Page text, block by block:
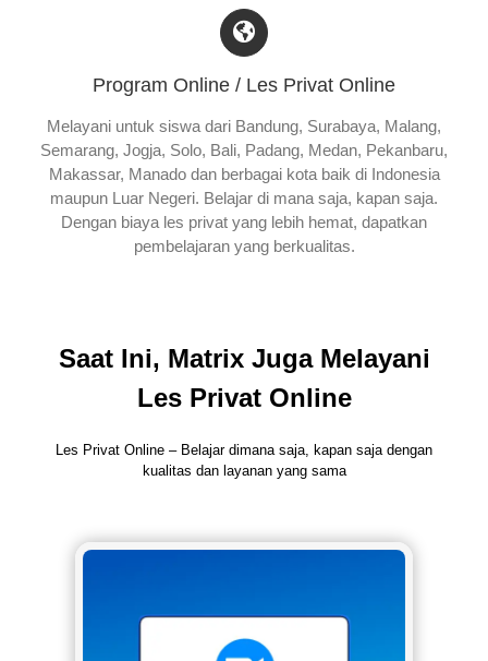
Program Online / Les Privat Online
Melayani untuk siswa dari Bandung, Surabaya, Malang,
Semarang, Jogja, Solo, Bali, Padang, Medan, Pekanbaru,
Makassar, Manado dan berbagai kota baik di Indonesia
maupun Luar Negeri. Belajar di mana saja, kapan saja.
Dengan biaya les privat yang lebih hemat, dapatkan
pembelajaran yang berkualitas.
Saat Ini, Matrix Juga Melayani
Les Privat Online
Les Privat Online – Belajar dimana saja, kapan saja dengan
kualitas dan layanan yang sama